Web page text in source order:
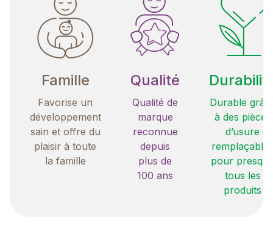
Famille
Favorise un
développement
sain et offre du
plaisir à toute
la famille
Qualité
Qualité de
marque
reconnue
depuis
plus de
100 ans
Durable
à des pièces
d’usure
remplaçables
pour
tous les
produits